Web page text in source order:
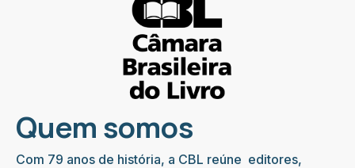
Quem somos
Com 79 anos de história, a CBL reúne editores,